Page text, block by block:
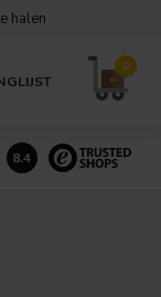
halen
0
8.4